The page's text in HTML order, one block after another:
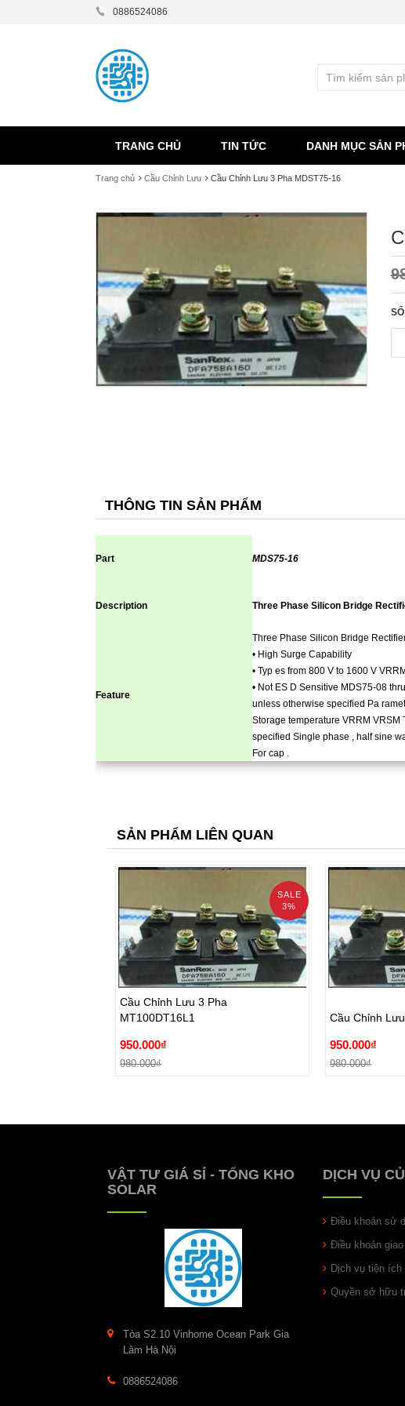
0886524086
TRANG CHỦ TIN TỨC DANH MỤC SẢN
Trang chủ Cầu Chỉnh Lưu Cầu Chỉnh Lưu 3 Pha MDST75-16
THÔNG TIN SẢN PHẨM
Part MDS75-16
Description Three Phase Silicon Bridge
Feature
Three Phase Silicon Bridge
• High Surge Capability
• Typ es from 800 V to 1600 V VRRM
• Not ES D Sensitive MDS75-08
unless otherwise specified Pa
Storage temperature VRRM VRSM
specified Single phase , half sine
For cap .
SẢN PHẨM LIÊN QUAN
SALE
3%
Cầu Chỉnh Lưu 3 Pha
MT100DT16L1
950.000₫
980.000₫
Cầu Chỉnh Lưu 3 Pha
MT100DT16L1
950.000₫
Cầu Chỉnh
950.000₫
980.000₫
Cầu Chỉnh
VẬT TƯ GIÁ SỈ - TỔNG KHO
SOLAR
Tòa S2.10 Vinhome Ocean Park Gia
Lâm Hà Nội
0886524086
DỊCH VỤ
Điều khoản sử
Điều khoản
Dịch vụ tiện ích
Quyền sở hữu